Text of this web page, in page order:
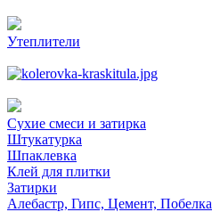
Утеплители
Сухие смеси и затирка
Штукатурка
Шпаклевка
Клей для плитки
Затирки
Алебастр, Гипс, Цемент, Побелка